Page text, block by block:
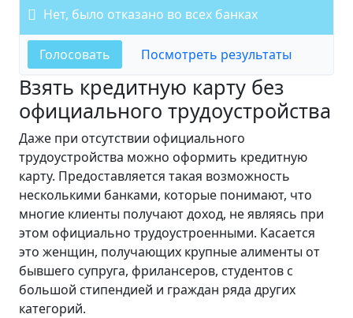
Нет, было отказано во всех банках
Голосовать Посмотреть результаты
Взять кредитную карту без
официального трудоустройства
Даже при отсутствии официального
трудоустройства можно оформить кредитную
карту. Предоставляется такая возможность
несколькими банками, которые понимают, что
многие клиенты получают доход, не являясь при
этом официально трудоустроенными. Касается
это женщин, получающих крупные алименты от
бывшего супруга, фрилансеров, студентов с
большой стипендией и граждан ряда других
категорий.